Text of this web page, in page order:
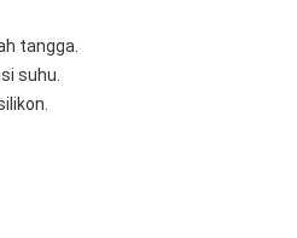
tangga.
suhu.